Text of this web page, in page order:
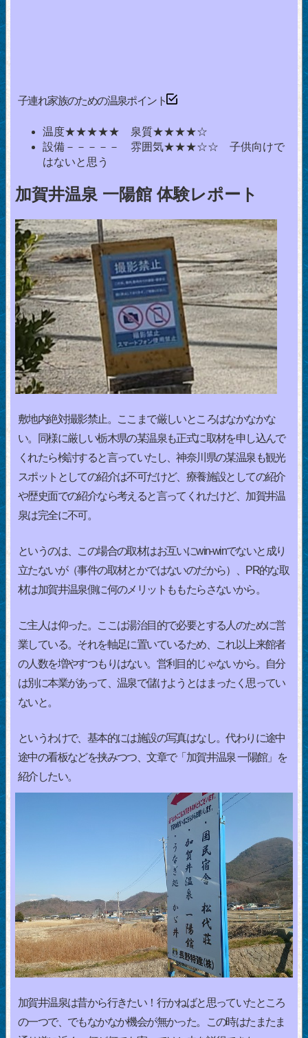
子連れ家族のための温泉ポイント
温度★★★★★ 泉質★★★★☆
設備－－－－－ 雰囲気★★★☆☆ 子供向けで
はないと思う
加賀井温泉 一陽館 体験レポート
敷地内絶対撮影禁止。ここまで厳しいところはなかなかな
い。同様に厳しい栃木県の某温泉も正式に取材を申し込んで
くれたら検討すると言っていたし、神奈川県の某温泉も観光
スポットとしての紹介は不可だけど、療養施設としての紹介
や歴史面での紹介なら考えると言ってくれたけど、加賀井温
泉は完全に不可。
というのは、この場合の取材はお互いにwin-winでないと成り
立たないが（事件の取材とかではないのだから）、PR的な取
材は加賀井温泉側に何のメリットももたらさないから。
ご主人は仰った。ここは湯治目的で必要とする人のために営
業している。それを軸足に置いているため、これ以上来館者
の人数を増やすつもりはない。営利目的じゃないから。自分
は別に本業があって、温泉で儲けようとはまったく思ってい
ないと。
というわけで、基本的には施設の写真はなし。代わりに途中
途中の看板などを挟みつつ、文章で「加賀井温泉 一陽館」を
紹介したい。
加賀井温泉は昔から行きたい！行かねばと思っていたところ
の一つで、でもなかなか機会が無かった。この時はたまたま